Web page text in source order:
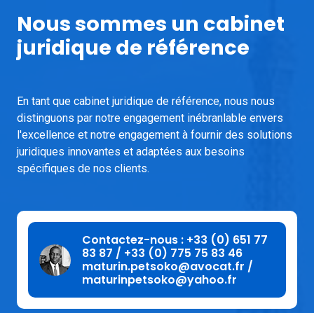
Nous sommes un cabinet
juridique de référence
En tant que cabinet juridique de référence, nous nous
distinguons par notre engagement inébranlable envers
l'excellence et notre engagement à fournir des solutions
juridiques innovantes et adaptées aux besoins
spécifiques de nos clients.
Contactez-nous : +33 (0) 651 77
83 87 / +33 (0) 775 75 83 46
maturin.petsoko@avocat.fr /
maturinpetsoko@yahoo.fr